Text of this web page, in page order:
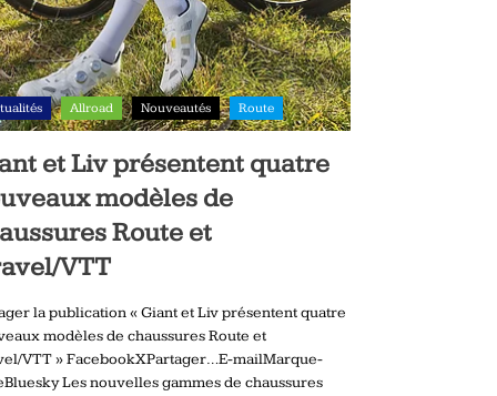
Allroad Nouveautés Route
et Liv présentent quatre
modèles de
Route et
VTT
la publication « Giant et Liv présentent quatre
modèles de chaussures Route et
VTT » FacebookXPartager…E-mailMarque-
Les nouvelles gammes de chaussures